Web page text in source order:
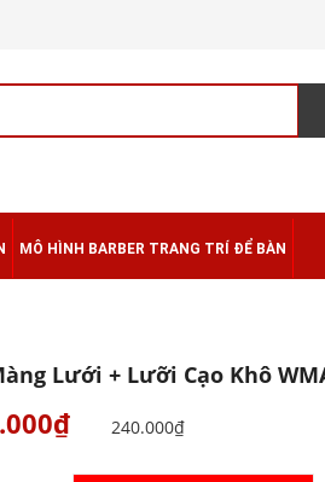
MÔ HÌNH BARBER TRANG TRÍ ĐỂ BÀN
Lưới + Lưỡi Cạo Khô
240.000₫